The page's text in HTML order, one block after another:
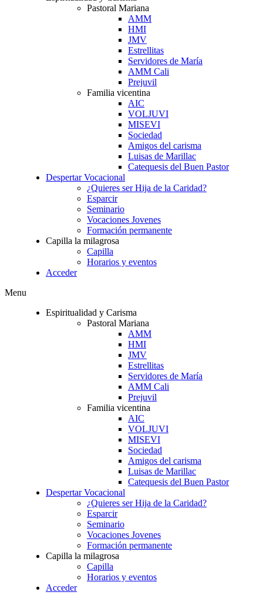
Pastoral Mariana
AMM
HMI
JMV
Estrellitas
Servidores de María
AMM Cali
Prejuvil
Familia vicentina
AIC
VOLJUVI
MISEVI
Sociedad
Amigos del carisma
Luisas de Marillac
Catequesis del Buen Pastor
Despertar Vocacional
¿Quieres ser Hija de la Caridad?
Esparcir
Seminario
Vocaciones Jovenes
Formación permanente
Capilla la milagrosa
Capilla
Horarios y eventos
Acceder
Menu
Espiritualidad y Carisma
Pastoral Mariana
AMM
HMI
JMV
Estrellitas
Servidores de María
AMM Cali
Prejuvil
Familia vicentina
AIC
VOLJUVI
MISEVI
Sociedad
Amigos del carisma
Luisas de Marillac
Catequesis del Buen Pastor
Despertar Vocacional
¿Quieres ser Hija de la Caridad?
Esparcir
Seminario
Vocaciones Jovenes
Formación permanente
Capilla la milagrosa
Capilla
Horarios y eventos
Acceder